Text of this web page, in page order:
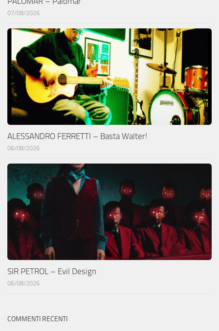
07/08/2026
ALESSANDRO FERRETTI – Basta Walter!
06/08/2026
SIR PETROL – Evil Design
06/08/2026
COMMENTI RECENTI